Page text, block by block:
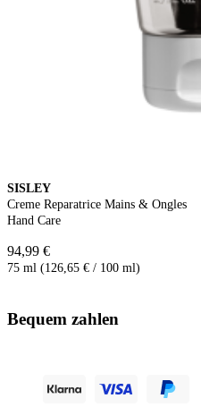
SISLEY
Creme Reparatrice Mains & Ongles
Hand Care
94,99 €
75 ml (126,65 € / 100 ml)
Bequem zahlen